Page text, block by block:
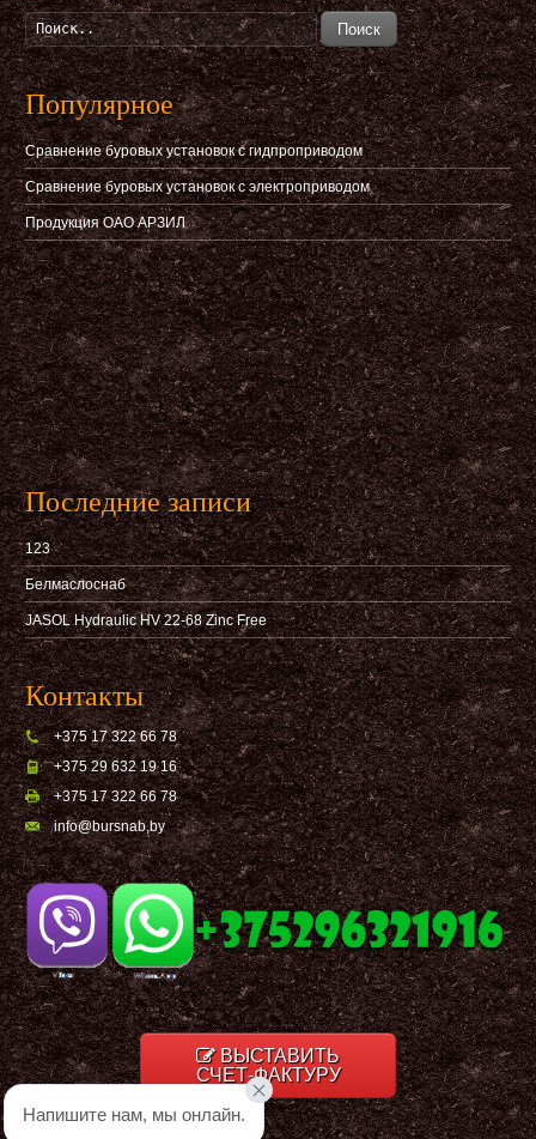
Поиск
Популярное
Сравнение буровых установок с гидпроприводом
Сравнение буровых установок с электроприводом
Продукция ОАО АРЗИЛ
Последние записи
123
Белмаслоснаб
JASOL Hydraulic HV 22-68 Zinc Free
Контакты
+375 17 322 66 78
+375 29 632 19 16
+375 17 322 66 78
info@bursnab,by
ВЫСТАВИТЬ
СЧЕТ-ФАКТУРУ
Напишите нам, мы онлайн.